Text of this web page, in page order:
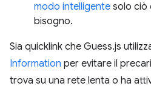
modo intelligente solo ciò
bisogno.
Sia quicklink che Guess.js
Information per evitare il
trova su una rete lenta o ha